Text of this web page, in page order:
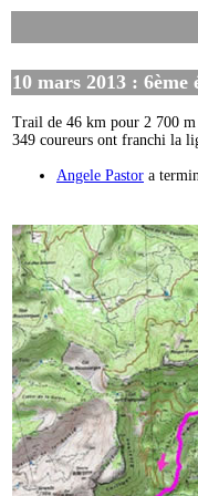
10 mars 2013 : 6ème
Trail de 46 km pour 2 700
349 coureurs ont franchi la
Angele Pastor a